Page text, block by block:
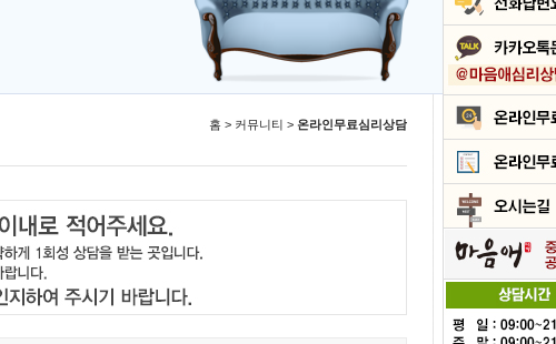
홈 > 커뮤니티 > 온라인무료심리상담